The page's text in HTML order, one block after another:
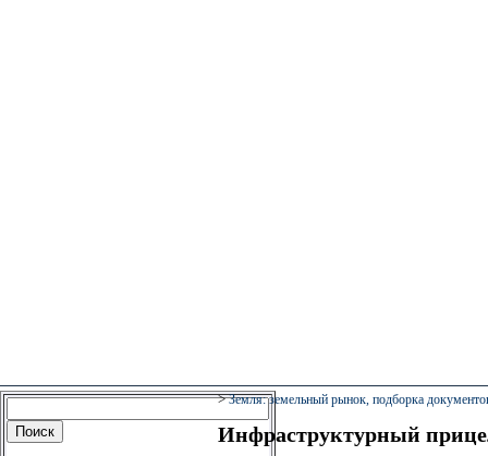
>Земля: земельный рынок, подборка
Инфраструктурный